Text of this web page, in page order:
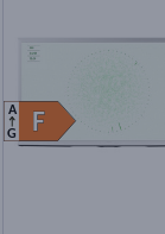
F
F
A
G